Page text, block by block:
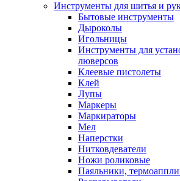
Инструменты для шитья и
Бытовые инструменты
Дыроколы
Игольницы
Инструменты для
люверсов
Клеевые пистолеты
Клей
Лупы
Маркеры
Маркираторы
Мел
Наперстки
Нитковдеватели
Ножи роликовые
Паяльники,